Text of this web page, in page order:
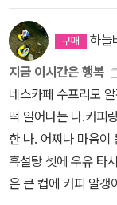
며 다그친다. 이때
며 가느라고. 너희 신
보며 천천히 걸을게.
어 벌 더 있은 뒤로
하더라. 나처럼 힘없
쳤지. 신주머니를 떠
었다. 가녀린 동무는
어.” “아니야. 너도
김
정란님의 <불의 지배
이 가는 책~!!!!!!! 3권
시리즈인가보다.
<가부와 메이 이야기> 세트와 <이토준지 공포박물관> 세
트는반값도서다.이
는데 우선 보관함에
은 여기까지만 올린
타지를 좋아하다보
직 완결되지 않은 책
요. 해리포터와 X맨
재미있게 읽고 이 책
히 주면서 아이에게
가 좋아하는 장르쪽
카가 여자아이라면
가 읽으려 구입했었
서 지금은 조카 손으
하늘
지금 이시간은 행복
네스카페 수프리모
떡 일어나는 나.커피
한 나. 어찌나 마음이
흑설탕 셋에 우유 타
은 큰 컵에 커피 알갱